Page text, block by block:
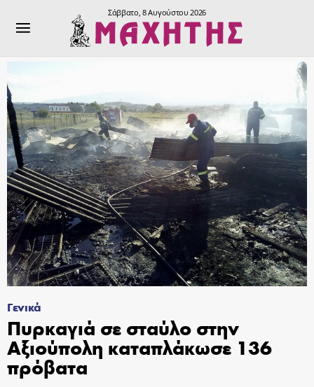
Σάββατο, 8 Αυγούστου 2026
Γενικά
Πυρκαγιά σε σταύλο στην
Αξιούπολη καταπλάκωσε 136
πρόβατα